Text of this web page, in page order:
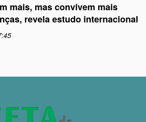
mais, mas convivem mais
revela estudo internacional